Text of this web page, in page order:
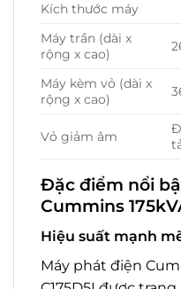
Kích thước máy
Máy trần (dài x
rộng x cao)
Máy kèm vỏ (dài x
rộng x cao)
Vỏ giảm âm
Đặc điểm nổi
Cummins
Hiệu suất mạnh
Máy phát điện